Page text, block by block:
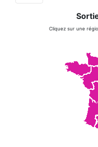
Cliquez sur une